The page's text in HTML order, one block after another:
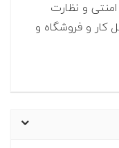
و نظارت
کار و فروشگاه و